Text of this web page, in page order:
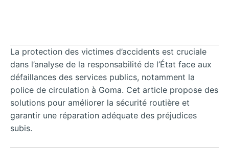
La protection des victimes d’accidents est cruciale
dans l’analyse de la responsabilité de l’État face aux
défaillances des services publics, notamment la
police de circulation à Goma. Cet article propose des
solutions pour améliorer la sécurité routière et
garantir une réparation adéquate des préjudices
subis.